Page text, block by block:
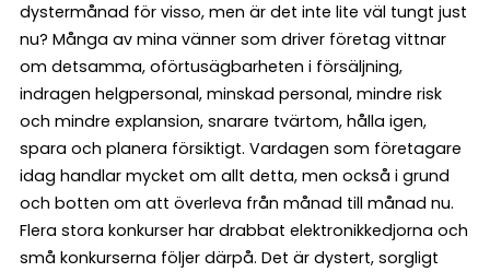
dystermånad för visso, men är det inte lite väl tungt just
nu? Många av mina vänner som driver företag vittnar
om detsamma, oförtusägbarheten i försäljning,
indragen helgpersonal, minskad personal, mindre risk
och mindre explansion, snarare tvärtom, hålla igen,
spara och planera försiktigt. Vardagen som företagare
idag handlar mycket om allt detta, men också i grund
och botten om att överleva från månad till månad nu.
Flera stora konkurser har drabbat elektronikkedjorna och
små konkurserna följer därpå. Det är dystert, sorgligt